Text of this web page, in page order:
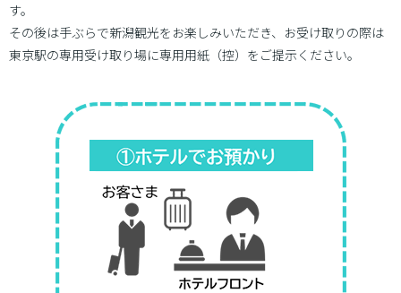
す。
その後は手ぶらで新潟観光をお楽しみいただき、お受け取りの際は
東京駅の専用受け取り場に専用用紙（控）をご提示ください。